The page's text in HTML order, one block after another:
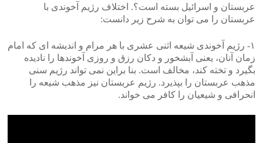
عربستان و اسرائیل بسته است؟. اختلاف رژیم آخوندی با
عربستان را می توان به شرح زیر دانست:
۱- رژیم آخوندی شیعه اثنی عشری با هر مرام و اندیشه ای که امام
زمان آنان، یعنی آبشخور و دکان رزق و روزی آخوندها را نادیده
بگیرد و تخته کند، مخالف است. بنا براین نمی تواند رژیم سنی
مذهب عربستان را بپذیرد. رژیم عربستان نیز مذهب شیعه را
انحرافی و شیعیان را کافر می خواند.